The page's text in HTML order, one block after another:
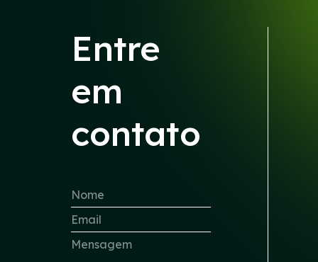
Entre
em
contato